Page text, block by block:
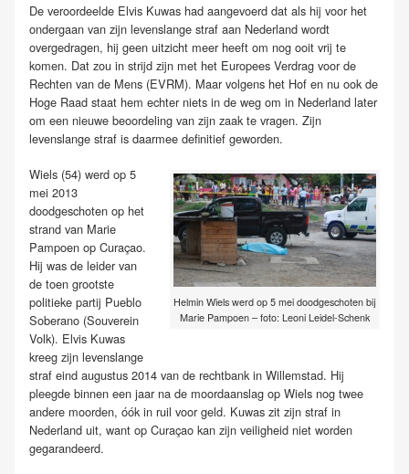
De veroordeelde Elvis Kuwas had aangevoerd dat als hij voor het
ondergaan van zijn levenslange straf aan Nederland wordt
overgedragen, hij geen uitzicht meer heeft om nog ooit vrij te
komen. Dat zou in strijd zijn met het Europees Verdrag voor de
Rechten van de Mens (EVRM). Maar volgens het Hof en nu ook de
Hoge Raad staat hem echter niets in de weg om in Nederland later
om een nieuwe beoordeling van zijn zaak te vragen. Zijn
levenslange straf is daarmee definitief geworden.
Helmin Wiels werd op 5 mei doodgeschoten bij
Marie Pampoen – foto: Leoni Leidel-Schenk
Wiels (54) werd op 5
mei 2013
doodgeschoten op het
strand van Marie
Pampoen op Curaçao.
Hij was de leider van
de toen grootste
politieke partij Pueblo
Soberano (Souverein
Volk). Elvis Kuwas
kreeg zijn levenslange
straf eind augustus 2014 van de rechtbank in Willemstad. Hij
pleegde binnen een jaar na de moordaanslag op Wiels nog twee
andere moorden, óók in ruil voor geld. Kuwas zit zijn straf in
Nederland uit, want op Curaçao kan zijn veiligheid niet worden
gegarandeerd.